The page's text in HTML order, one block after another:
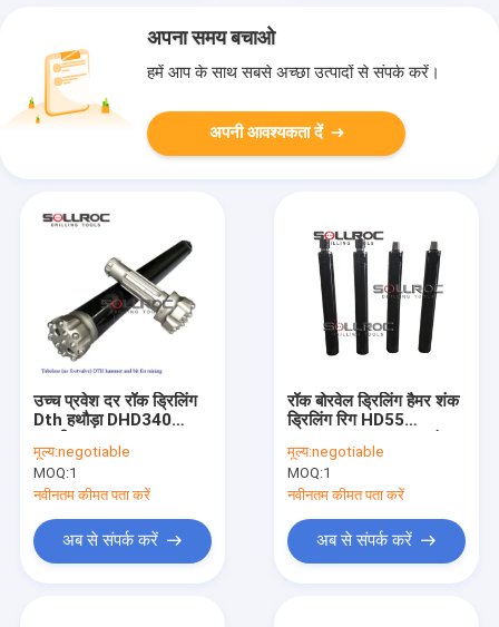
अपना समय बचाओ
हमें आप के साथ सबसे अच्छा उत्पादों से संपर्क करें।
अपनी आवश्यकता दें
उच्च प्रवेश दर रॉक ड्रिलिंग
Dth हथौड़ा DHD340
मूल्य:negotiable
MOQ:1
नवीनतम कीमत पता करें
अब से संपर्क करें
रॉक बोरवेल ड्रिलिंग हैमर शंक
ड्रिलिंग रिग HD55
मूल्य:negotiable
MOQ:1
नवीनतम कीमत पता करें
अब से संपर्क करें